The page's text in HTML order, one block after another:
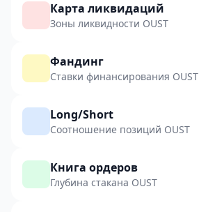
Карта ликвидаций
Зоны ликвидности OUST
Фандинг
Ставки финансирования OUST
Long/Short
Соотношение позиций OUST
Книга ордеров
Глубина стакана OUST